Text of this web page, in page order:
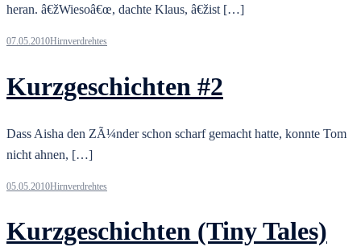
heran. â€žWiesoâ€œ, dachte Klaus, â€žist […]
07.05.2010Hirnverdrehtes
Kurzgeschichten #2
Dass Aisha den ZÃ¼nder schon scharf gemacht hatte, konnte Tom
nicht ahnen, […]
05.05.2010Hirnverdrehtes
Kurzgeschichten (Tiny Tales)